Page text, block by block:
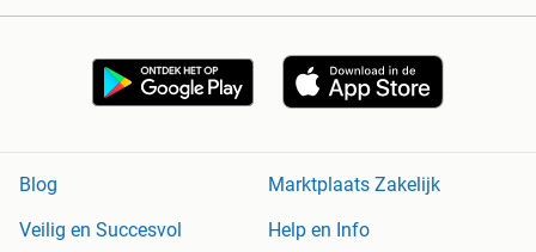
Blog
Marktplaats Zakelijk
Veilig en Succesvol
Help en Info